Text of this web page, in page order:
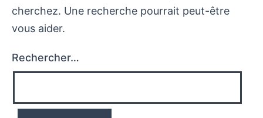
cherchez. Une recherche pourrait peut-être
vous aider.
Rechercher…